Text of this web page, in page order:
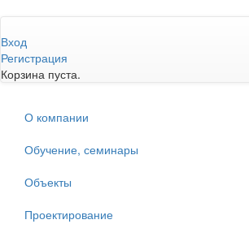
к
основному
содержанию
Вход
Регистрация
Корзина пуста.
О компании
Обучение, семинары
Объекты
Проектирование